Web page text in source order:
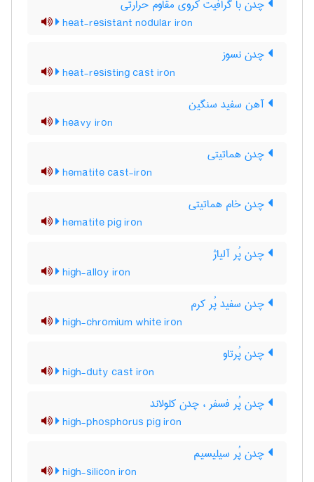
چدن با گرافیت کروی مقاوم حرارتی
heat-resistant nodular iron
چدن نسوز
heat-resisting cast iron
آهن سفید سنگین
heavy iron
چدن هماتیتی
hematite cast-iron
چدن خام هماتیتی
hematite pig iron
چدن پُر آلیاژ
high-alloy iron
چدن سفید پُر کرم
high-chromium white iron
چدن پُرتاو
high-duty cast iron
چدن پُر فسفر ، چدن کلولاند
high-phosphorus pig iron
چدن پُر سیلیسیم
high-silicon iron